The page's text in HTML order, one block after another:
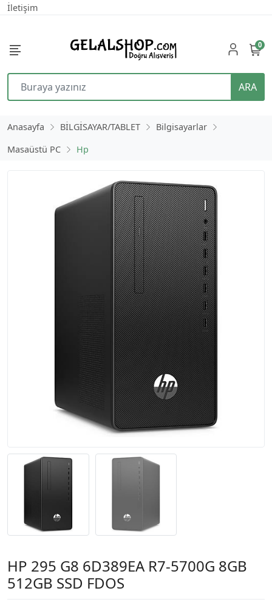
İletişim
ARA
0
Anasayfa BİLGİSAYAR/TABLET
Bilgisayarlar
Masaüstü PC
Hp
HP 295 G8 6D389EA R7-5700G 8GB
512GB SSD FDOS